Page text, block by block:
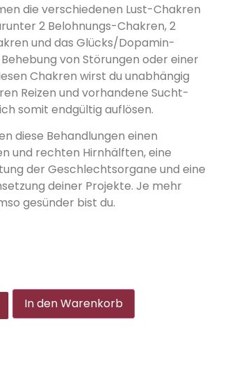
die verschiedenen Lust-Chakren
2 Belohnungs-Chakren, 2
und das Glücks/Dopamin-
von Störungen oder einer
Chakren wirst du unabhängig
Reizen und vorhandene Sucht-
somit endgültig auflösen.
diese Behandlungen einen
und rechten Hirnhälften, eine
der Geschlechtsorgane und eine
deiner Projekte. Je mehr
gesünder bist du.
In den Warenkorb